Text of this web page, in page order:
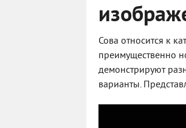
Сова относится к
преимущественно
демонстрируют
варианты.